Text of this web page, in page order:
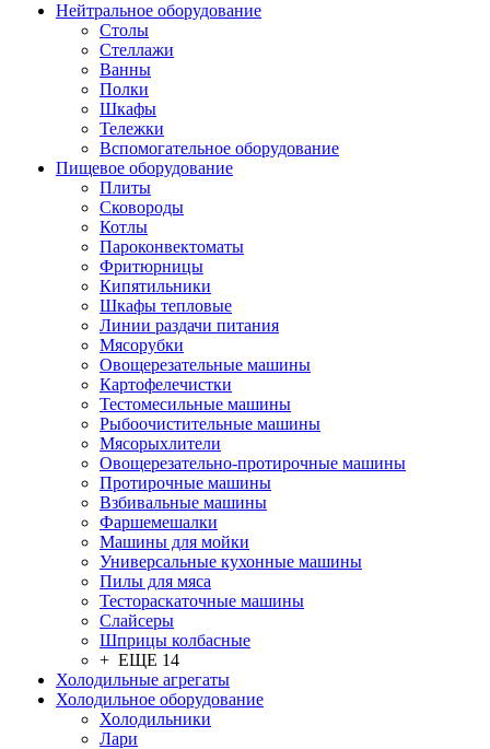
Нейтральное оборудование
Столы
Стеллажи
Ванны
Полки
Шкафы
Тележки
Вспомогательное оборудование
Пищевое оборудование
Плиты
Сковороды
Котлы
Пароконвектоматы
Фритюрницы
Кипятильники
Шкафы тепловые
Линии раздачи питания
Мясорубки
Овощерезательные машины
Картофелечистки
Тестомесильные машины
Рыбоочистительные машины
Мясорыхлители
Овощерезательно-протирочные машины
Протирочные машины
Взбивальные машины
Фаршемешалки
Машины для мойки
Универсальные кухонные машины
Пилы для мяса
Тестораскаточные машины
Слайсеры
Шприцы колбасные
+ ЕЩЕ 14
Холодильные агрегаты
Холодильное оборудование
Холодильники
Лари